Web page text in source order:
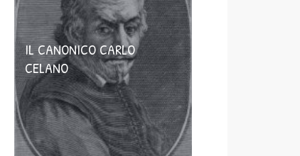
IL CANONICO CARLO
CELANO